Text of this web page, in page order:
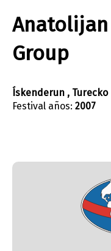
Anatolijan
Group
Ískenderun , Turecko
Festival años: 2007